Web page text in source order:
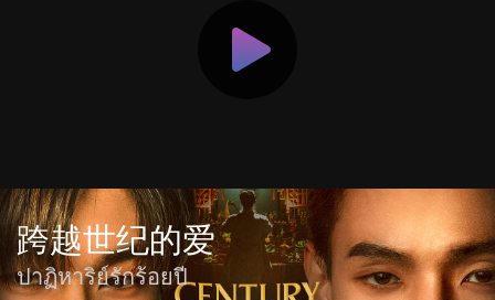
跨越世纪的爱
ปาฏิหาริย์รักร้อยปี